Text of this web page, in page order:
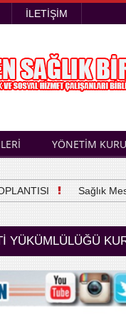
İLETIŞIM
YÖNETİM
Sağlık
YÜKÜMLÜLÜĞÜ